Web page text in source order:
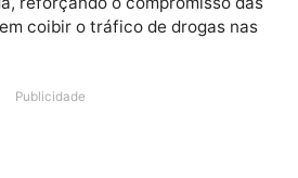
de Porto Velho/RO para
apresentando documentação
o material ilícito foi
incluindo sua destruição.